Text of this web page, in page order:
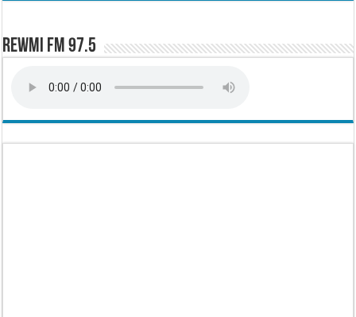
Rewmi FM 97.5